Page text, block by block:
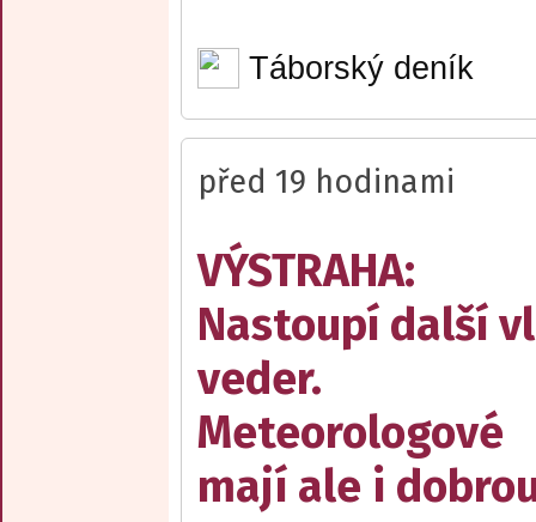
Táborský deník
před 19 hodinami
VÝSTRAHA:
Nastoupí další
veder.
Meteorologové
mají ale i